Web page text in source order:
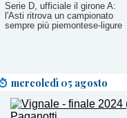
Serie D, ufficiale il girone A:
l'Asti ritrova un campionato
sempre più piemontese-ligure
mercoledì 05 agosto